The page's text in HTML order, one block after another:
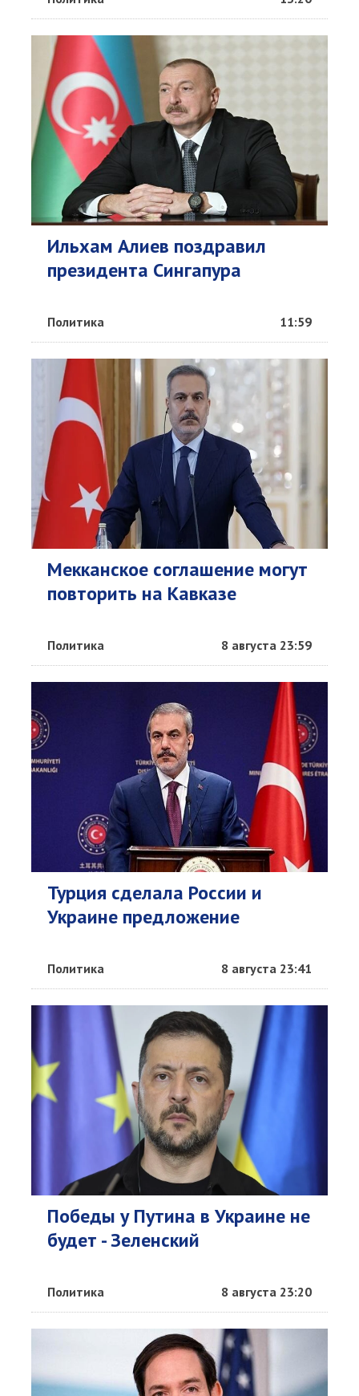
Ильхам Алиев поздравил
президента Сингапура
Политика 11:59
Мекканское соглашение могут
повторить на Кавказе
Политика 8 августа 23:59
Турция сделала России и
Украине предложение
Политика 8 августа 23:41
Победы у Путина в Украине не
будет - Зеленский
Политика 8 августа 23:20